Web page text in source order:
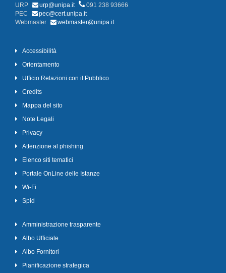
URP
urp@unipa.it
091 238 93666
PEC
pec@cert.unipa.it
Webmaster
webmaster@unipa.it
Accessibilità
Orientamento
Ufficio Relazioni con il Pubblico
Credits
Mappa del sito
Note Legali
Privacy
Attenzione al phishing
Elenco siti tematici
Portale OnLine delle Istanze
Wi-Fi
Spid
Amministrazione trasparente
Albo Ufficiale
Albo Fornitori
Pianificazione strategica